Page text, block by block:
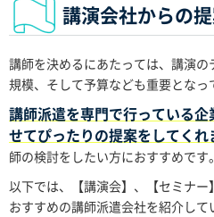
講演会社からの
講師を決めるにあたっては、講演
規模、そして予算なども重要となっ
講師派遣を専門で行っている
せてぴったりの提案をしてくれ
師の検討をしたい方におすすめです。
以下では、【講演会】、【セミナー
おすすめの講師派遣会社を紹介し